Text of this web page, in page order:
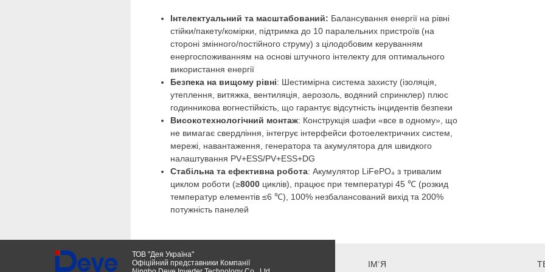
Інтелектуальний та масштабований: Балансування енергії на рівні
стійки/пакету/комірки, підтримка до 10 паралельних пристроїв (на
стороні змінного/постійного струму) з цілодобовим керуванням
енергоспоживанням на основі штучного інтелекту для оптимального
використання енергії
Безпека на вищому рівні: Шестимірна система захисту (ізоляція,
утеплення, витяжка, вентиляція, аерозоль, водяний спринклер) плюс
годинникова вогнестійкість, що гарантує відсутність інцидентів безпеки
Високотехнологічний монтаж: Конструкція шафи «все в одному», що
не вимагає свердління, інтегрує інтерфейси фотоелектричних систем,
мережі, навантаження, генератора та акумулятора для швидкого
налаштування PV+ESS/PV+ESS+DG
Стабільна та ефективна робота: Акумулятор LiFePO₄ з тривалим
циклом роботи (≥8000 циклів), працює при температурі 45 ℃ (розкид
температур елементів ≤6 ℃), 100% незбалансований вихід та 200%
потужність панелей
ТОВ "Дея Україна"
Офіційний представники Компанії
ІМ'Я